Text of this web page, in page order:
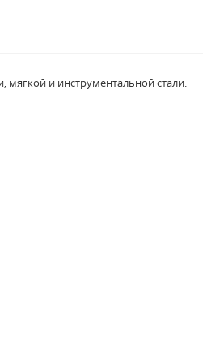
мягкой и инструментальной стали.